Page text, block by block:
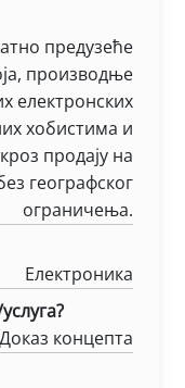
предузеће
производње
електронских
хобистима и
продају на
географског
ограничења.
Електроника
концепта